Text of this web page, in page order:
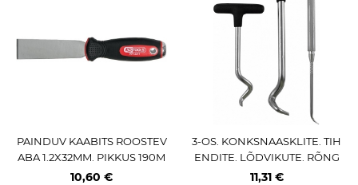
PAINDUV KAABITS ROOSTEV
ABA 1.2X32MM. PIKKUS 190M
M KS TOOLS
10,60 €
3-OS. KONKSNAASKLITE. TIH
ENDITE. LÕDVIKUTE. RÕNG
ASTIHENDITE EEMALD. KOM
11,31 €